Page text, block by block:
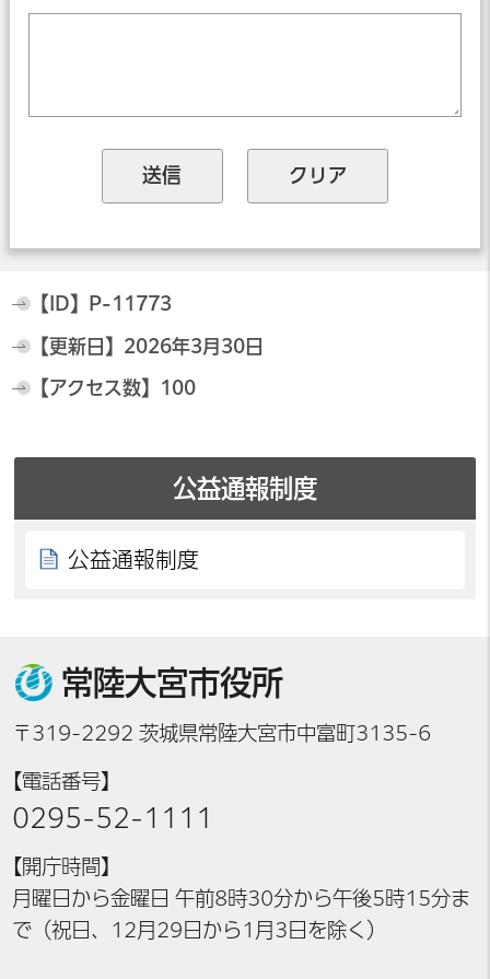
【ID】 P-11773
【更新日】 2026年3月30日
【アクセス数】 100
公益通報制度
公益通報制度
常陸大宮市役所
〒319-2292 茨城県常陸大宮市中富町3135-6
【電話番号】
0295-52-1111
【開庁時間】
月曜日から金曜日 午前8時30分から午後5時15分ま
で（祝日、12月29日から1月3日を除く）